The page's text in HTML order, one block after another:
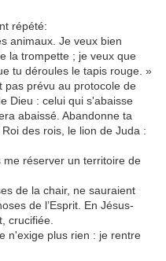
répété:
animaux. Je veux bien
la trompette ; je veux que
tu déroules le tapis rouge. »
pas prévu au protocole de
Dieu : celui qui s'abaisse
abaissé. Abandonne ta
des rois, le lion de Juda :
me réserver un territoire de
de la chair, ne sauraient
de l’Esprit. En Jésus-
crucifiée.
n'exige plus rien : je rentre